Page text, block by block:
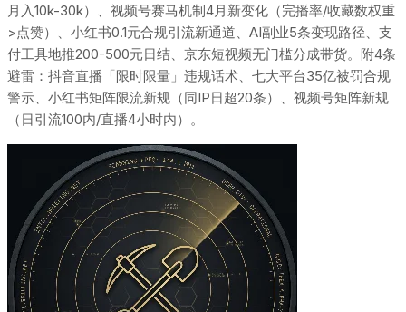
月入10k-30k）、视频号赛马机制4月新变化（完播率/收藏数权重
>点赞）、小红书0.1元合规引流新通道、AI副业5条变现路径、支
付工具地推200-500元日结、京东短视频无门槛分成带货。附4条
避雷：抖音直播「限时限量」违规话术、七大平台35亿被罚合规
警示、小红书矩阵限流新规（同IP日超20条）、视频号矩阵新规
（日引流100内/直播4小时内）。